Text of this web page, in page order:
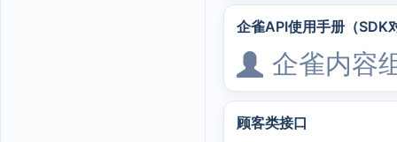
企雀API使用手册（SDK
企雀内容
顾客类接口